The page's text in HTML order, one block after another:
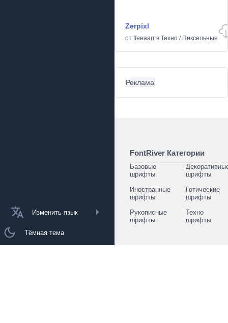
Изменить язык
Тёмная тема
Zerpixl
от ffeeaarr в Техно / Пиксельные
Реклама
FontRiver Категории
Базовые
шрифты
шрифты
Иностранные
шрифты
Готические
шрифты
Рукописные
шрифты
Техно
шрифты